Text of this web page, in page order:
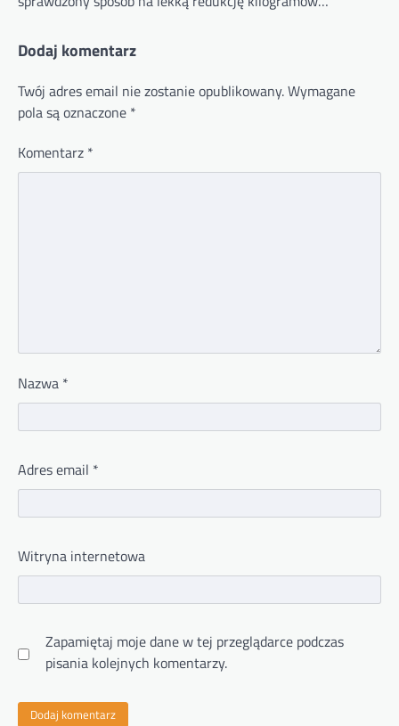
Dodaj komentarz
Twój adres email nie zostanie opublikowany.Wymagane
pola są oznaczone *
Komentarz *
Nazwa *
Adres email *
Witryna internetowa
Zapamiętaj moje dane w tej przeglądarce podczas
pisania kolejnych komentarzy.